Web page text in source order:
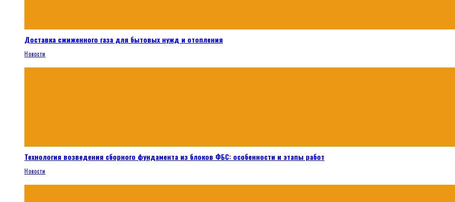
Доставка сжиженного газа для бытовых нужд и отопления
Новости
Технология возведения сборного фундамента из блоков ФБС: особенности и этапы работ
Новости